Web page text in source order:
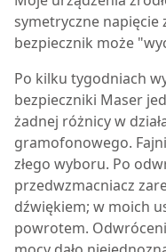
symetryczne napięcie
bezpiecznik może
Po kilku tygodniach
bezpieczniki Maser
żadnej różnicy w
gramofonowego.
złego wyboru. Po
przedwzmacniacz
dźwiękiem; w moich
powrotem.